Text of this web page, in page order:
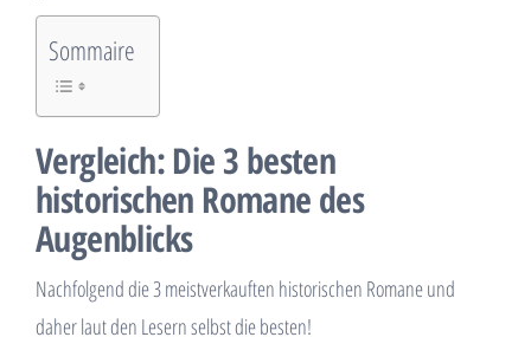
Sommaire
Vergleich: Die 3 besten
historischen Romane des
Augenblicks
Nachfolgend die 3 meistverkauften historischen Romane und
daher laut den Lesern selbst die besten!